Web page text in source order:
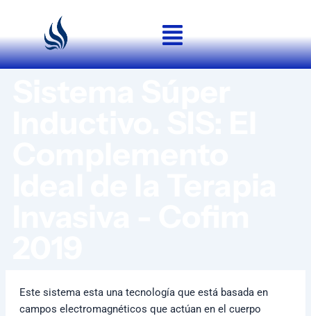
contenido
Este sistema esta una tecnología que está basada en
campos electromagnéticos que actúan en el cuerpo